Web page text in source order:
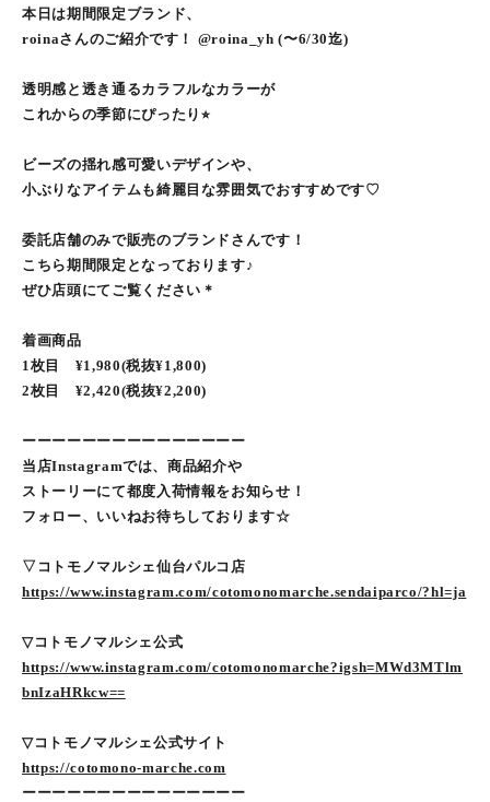
本日は期間限定ブランド、
roinaさんのご紹介です！ @roina_yh (〜6/30迄)
透明感と透き通るカラフルなカラーが
これからの季節にぴったり⭐︎
ビーズの揺れ感可愛いデザインや、
小ぶりなアイテムも綺麗目な雰囲気でおすすめです♡
委託店舗のみで販売のブランドさんです！
こちら期間限定となっております♪
ぜひ店頭にてご覧ください＊
着画商品
1枚目 ¥1,980(税抜¥1,800)
2枚目 ¥2,420(税抜¥2,200)
ーーーーーーーーーーーーーーー
当店Instagramでは、商品紹介や
ストーリーにて都度入荷情報をお知らせ！
フォロー、いいねお待ちしております☆
▽コトモノマルシェ仙台パルコ店
https://www.instagram.com/cotomonomarche.sendaiparco/?hl=ja
▽コトモノマルシェ公式
https://www.instagram.com/cotomonomarche?igsh=MWd3MTlm
bnIzaHRkcw==
▽コトモノマルシェ公式サイト
https://cotomono-marche.com
ーーーーーーーーーーーーーーー